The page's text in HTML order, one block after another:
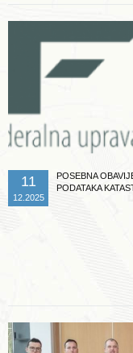
11
12.2025
POSEBNA
PODATAKA